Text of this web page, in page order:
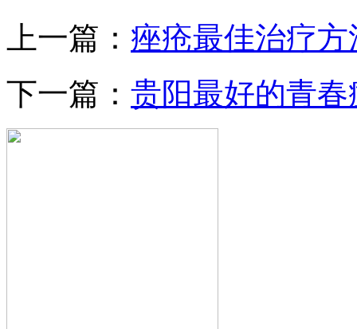
上一篇： 痤疮最佳治疗方
下一篇： 贵阳最好的青